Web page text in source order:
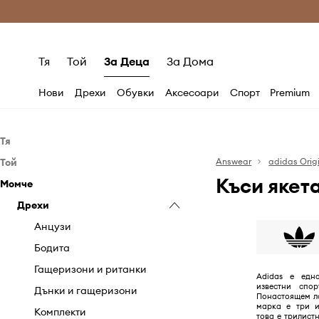
Безплатни
Тя Той За Деца За Дома
Нови Дрехи Обувки Аксесоари Спорт Premium
Тя
Бельо
Блузи и ризи
Гащеризони
Дънки
Къси панталони
Палта
Обувки
Балеринки
Кецове
Класически обувки и
мокасини
Маратонки
Спортни обувки
Аксесоари
Аксесоари за плуване
Козметични чанти
Ръкавици
Раници
Сакове и куфари
Той
Дрехи
Бански
Дънки
Къси панталони
Палта
Панталони
Пуловери и жилетки
Обувки
Кецове
Маратонки
Спортни обувки
Чехли и сандали
Аксесоари
Аксесоари за плуване
Раници
Ръкавици
Сакове и куфари
Момче
Дрехи
Анцузи
Бодита
Гащеризони и ританки
Дънки и гащеризони
Комплекти
Answear adidas
Къси
Adidas е
известни
Понастоящем
марка е три
това е